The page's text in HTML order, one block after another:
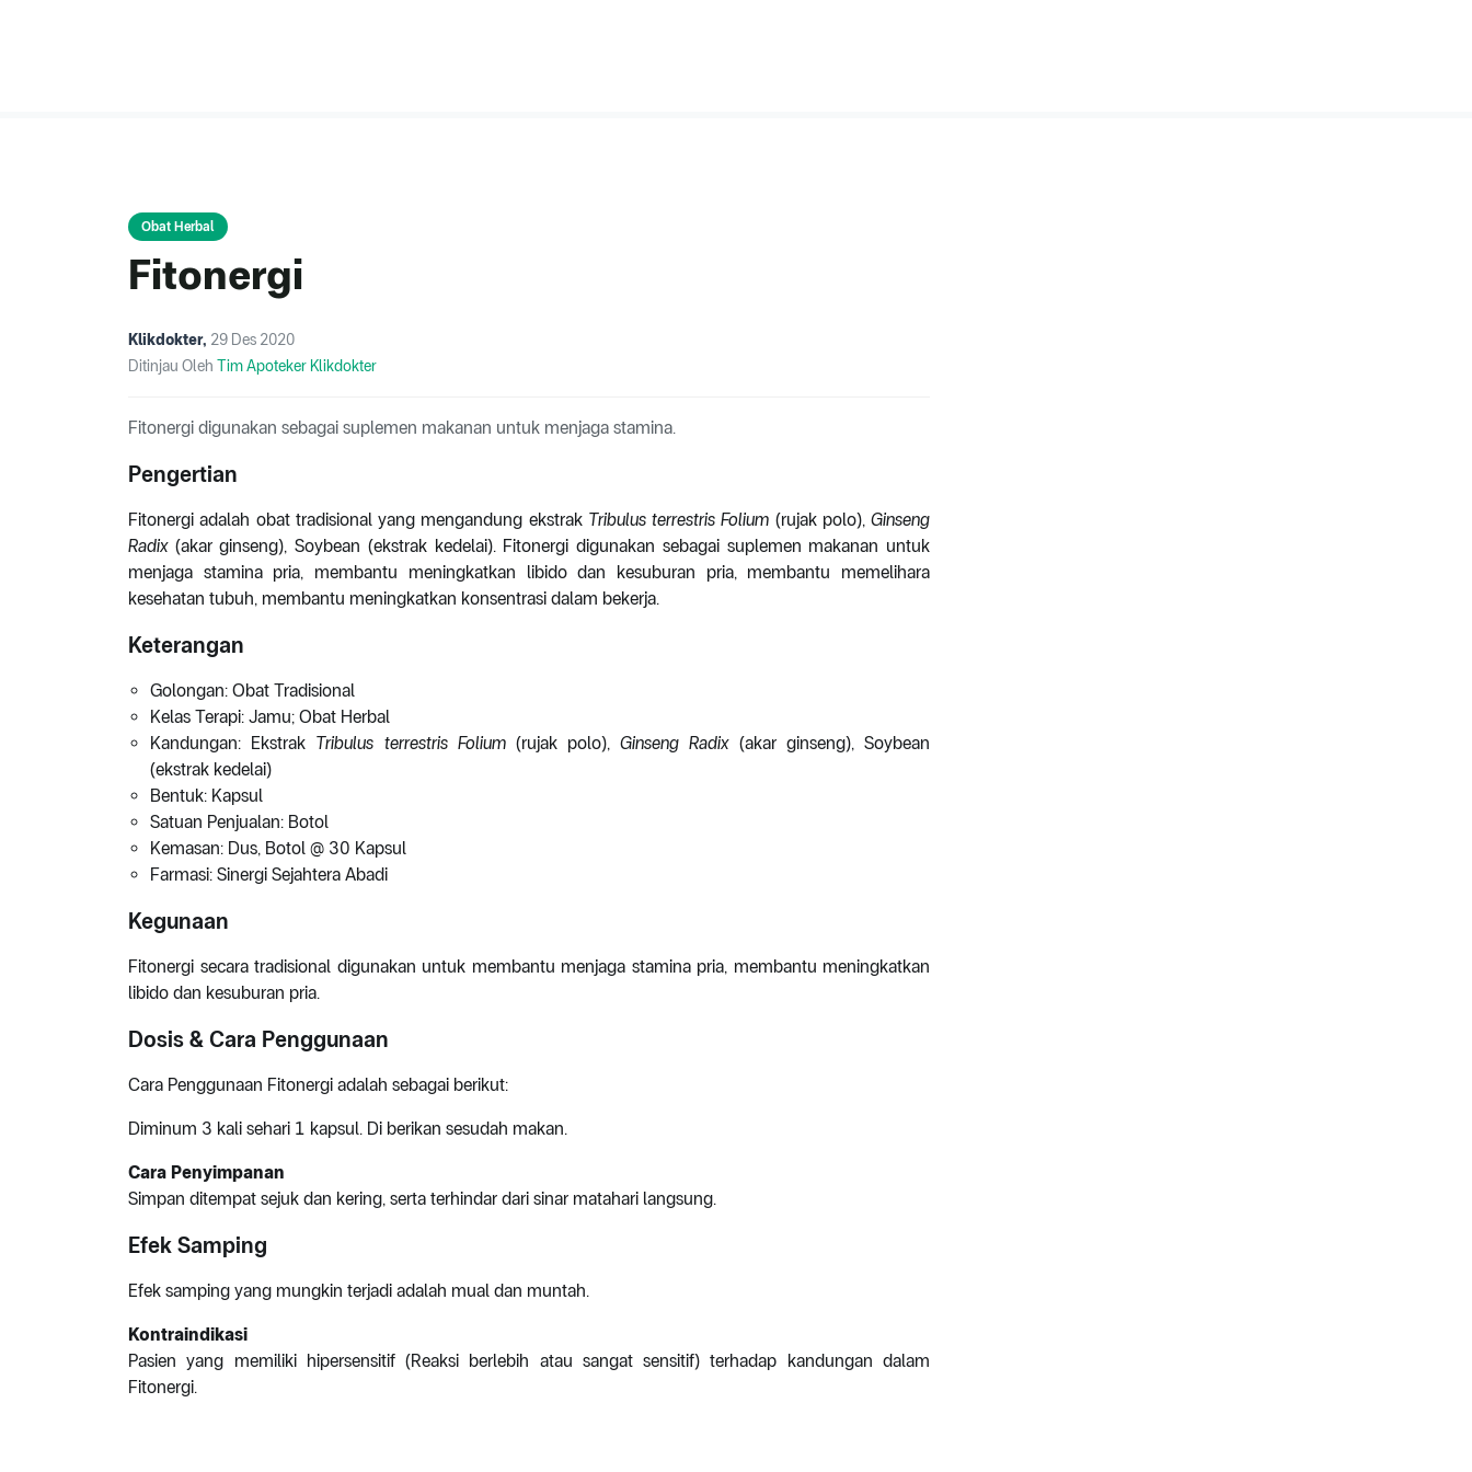
Obat Herbal
Fitonergi
Klikdokter, 29 Des 2020
Ditinjau Oleh Tim Apoteker Klikdokter
Fitonergi digunakan sebagai suplemen makanan untuk menjaga stamina.
Pengertian
Fitonergi adalah obat tradisional yang mengandung ekstrak Tribulus terrestris Folium (rujak polo), Ginseng
Radix(akar ginseng), Soybean (ekstrak kedelai). Fitonergi digunakan sebagai suplemen makanan untuk
menjaga stamina pria, membantu meningkatkan libido dan kesuburan pria, membantu memelihara
kesehatan tubuh, membantu meningkatkan konsentrasi dalam bekerja.
Keterangan
Golongan: Obat Tradisional
Kelas Terapi: Jamu; Obat Herbal
Kandungan: Ekstrak Tribulus terrestris Folium(rujak polo),Ginseng Radix(akar ginseng), Soybean
(ekstrak kedelai)
Bentuk: Kapsul
Satuan Penjualan: Botol
Kemasan: Dus, Botol @ 30 Kapsul
Farmasi: Sinergi Sejahtera Abadi
Kegunaan
Fitonergi secara tradisional digunakan untuk membantu menjaga stamina pria, membantu meningkatkan
libido dan kesuburan pria.
Dosis & Cara Penggunaan
Cara Penggunaan Fitonergi adalah sebagai berikut:
Diminum 3 kali sehari 1 kapsul. Di berikan sesudah makan.
Cara Penyimpanan
Simpan ditempat sejuk dan kering, serta terhindar dari sinar matahari langsung.
Efek Samping
Efek samping yang mungkin terjadi adalah mual dan muntah.
Kontraindikasi
Pasien yang memiliki hipersensitif (Reaksi berlebih atau sangat sensitif) terhadap kandungan dalam
Fitonergi.